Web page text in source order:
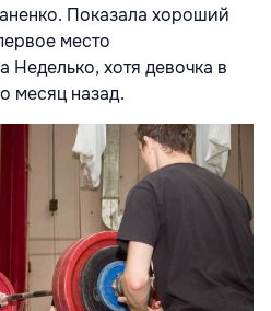
Показала хороший
место
Неделько, хотя девочка в
месяц назад.